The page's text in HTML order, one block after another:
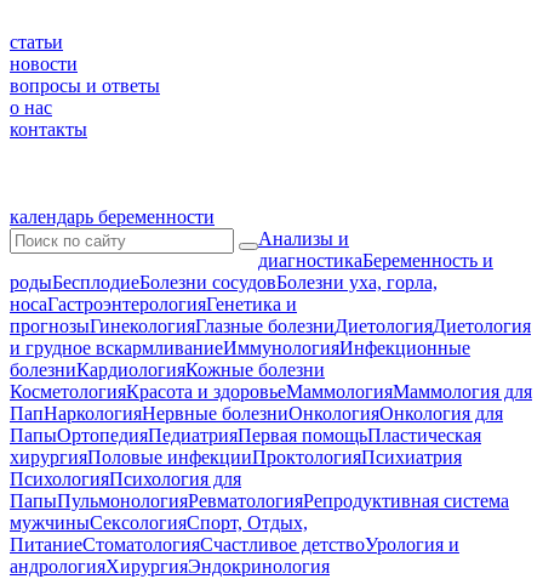
статьи
новости
вопросы и ответы
о нас
контакты
календарь беременности
Анализы и
диагностикаБеременность и
родыБесплодиеБолезни сосудовБолезни уха, горла,
носаГастроэнтерологияГенетика и
прогнозыГинекологияГлазные болезниДиетологияДиетология
и грудное вскармливаниеИммунологияИнфекционные
болезниКардиологияКожные болезни
КосметологияКрасота и здоровьеМаммологияМаммология для
ПапНаркологияНервные болезниОнкологияОнкология для
ПапыОртопедияПедиатрияПервая помощьПластическая
хирургияПоловые инфекцииПроктологияПсихиатрия
ПсихологияПсихология для
ПапыПульмонологияРевматологияРепродуктивная система
мужчиныСексологияСпорт, Отдых,
ПитаниеСтоматологияСчастливое детствоУрология и
андрологияХирургияЭндокринология